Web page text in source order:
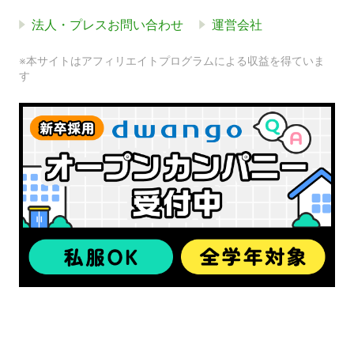
法人・プレスお問い合わせ 運営会社
※本サイトはアフィリエイトプログラムによる収益を得ていま
す